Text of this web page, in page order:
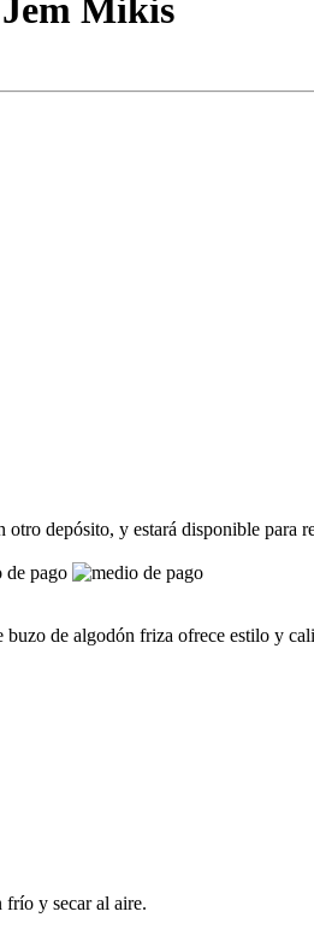
Mikis
depósito, y estará disponible para
de algodón friza ofrece estilo y
frío y secar al aire.